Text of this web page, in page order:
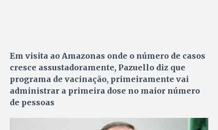
Em visita ao Amazonas onde o número de casos
cresce assustadoramente, Pazuello diz que
programa de vacinação, primeiramente vai
administrar a primeira dose no maior número
de pessoas